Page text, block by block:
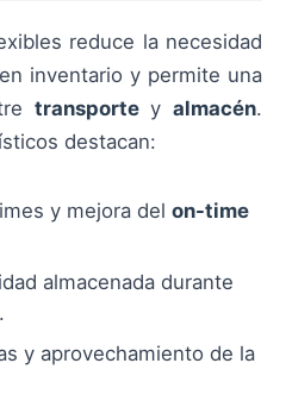
reduce la necesidad
inventario y permite una
transporteyalmacén.
destacan:
y mejora del on-time
almacenada durante
y aprovechamiento de la